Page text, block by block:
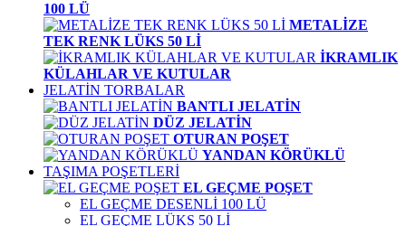
100 LÜ
METALİZE
TEK RENK LÜKS 50 Lİ
İKRAMLIK
KÜLAHLAR VE KUTULAR
JELATİN TORBALAR
BANTLI JELATİN
DÜZ JELATİN
OTURAN POŞET
YANDAN KÖRÜKLÜ
TAŞIMA POŞETLERİ
EL GEÇME POŞET
EL GEÇME DESENLİ 100 LÜ
EL GEÇME LÜKS 50 Lİ